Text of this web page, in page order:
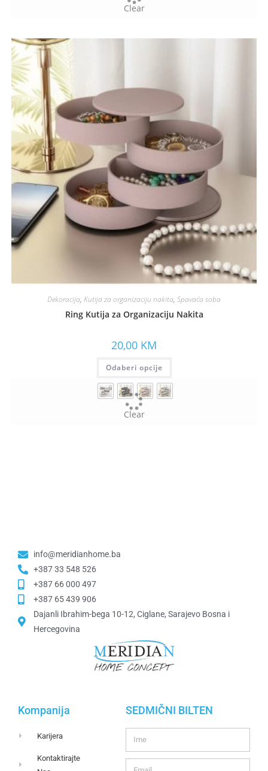
Clear
Dekoracija, Kutija za organizaciju nakita, Spavaća soba
Ring Kutija za Organizaciju Nakita
20,00 KM
Odaberi opcije
Clear
info@meridianhome.ba
+387 33 548 526
+387 66 000 497
+387 65 439 906
Dajanli Ibrahim-bega 10-12, Ciglane, Sarajevo Bosna i
Hercegovina​
Kompanija
Karijera
Kontaktirajte
SEDMIČNI BILTEN